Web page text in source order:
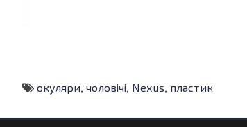
окуляри, чоловічі, Nexus, пластик